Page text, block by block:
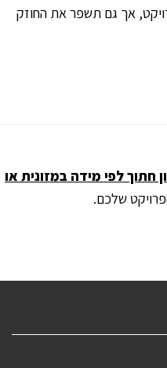
אך גם תשפר את החוזק
חתוך לפי מידה במזונית או
שלכם.